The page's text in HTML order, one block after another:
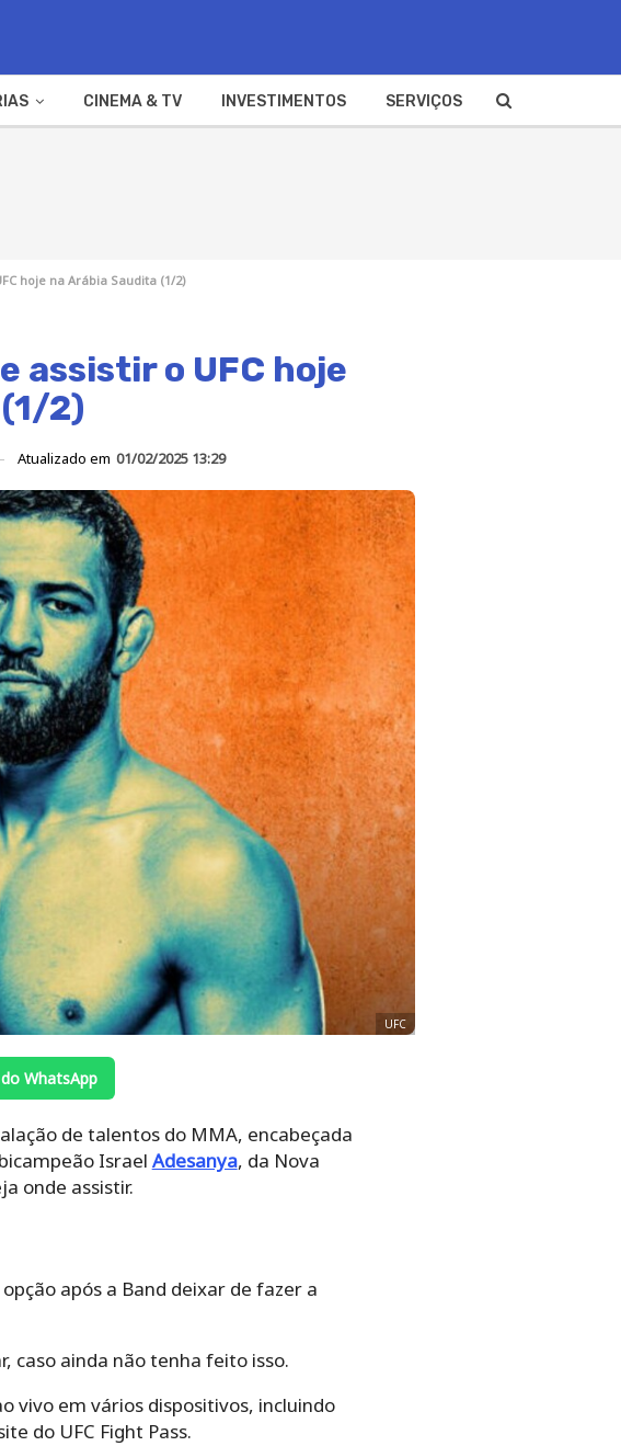
CINEMA & TV INVESTIMENTOS SERVIÇOS
hoje na Arábia Saudita (1/2)
assistir o UFC hoje
2)
Atualizado em 01/02/2025 13:29
UFC
WhatsApp
de talentos do MMA, encabeçada
Israel Adesanya, da Nova
onde assistir.
após a Band deixar de fazer a
caso ainda não tenha feito isso.
vivo em vários dispositivos, incluindo
do UFC Fight Pass.